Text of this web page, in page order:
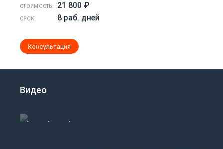
СТОИМОСТЬ: 21 800 ₽
СРОК: 8 раб. дней
Консультация
Видео